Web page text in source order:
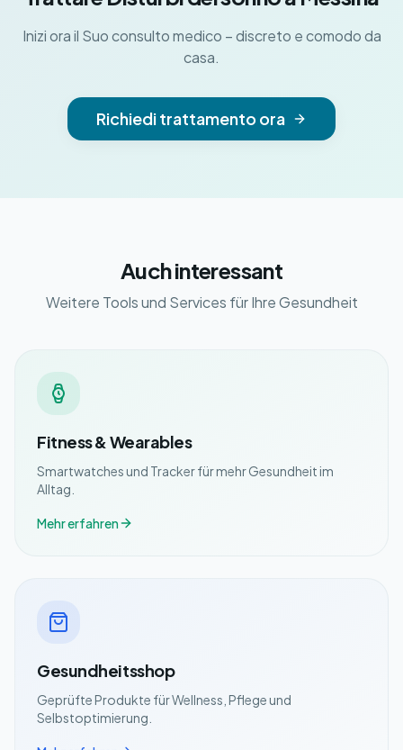
Inizi ora il Suo consulto medico – discreto e comodo da
casa.
Richiedi trattamento ora
Auch interessant
Weitere Tools und Services für Ihre Gesundheit
Fitness & Wearables
Smartwatches und Tracker für mehr Gesundheit im
Alltag.
Mehr erfahren
Gesundheitsshop
Geprüfte Produkte für Wellness, Pflege und
Selbstoptimierung.